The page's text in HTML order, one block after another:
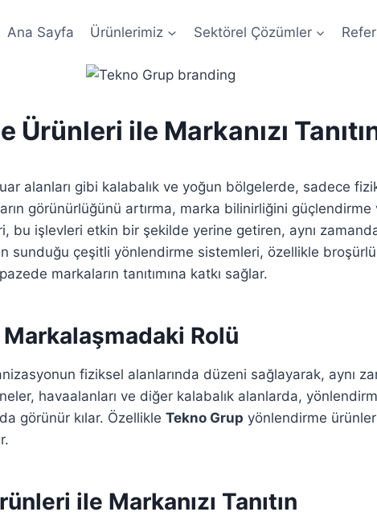
Ana Sayfa Ürünlerimiz Sektörel Çözümler
ile Markanızı
alanları gibi kalabalık ve yoğun bölgelerde, sadece
görünürlüğünü artırma, marka bilinirliğini
bu işlevleri etkin bir şekilde yerine getiren, aynı
sunduğu çeşitli yönlendirme sistemleri, özellikle
markaların tanıtımına katkı sağlar.
Rolü
fiziksel alanlarında düzeni sağlayarak, aynı
havaalanları ve diğer kalabalık alanlarda,
görünür kılar. Özellikle Tekno Grup yönlendirme
ile Markanızı Tanıtın